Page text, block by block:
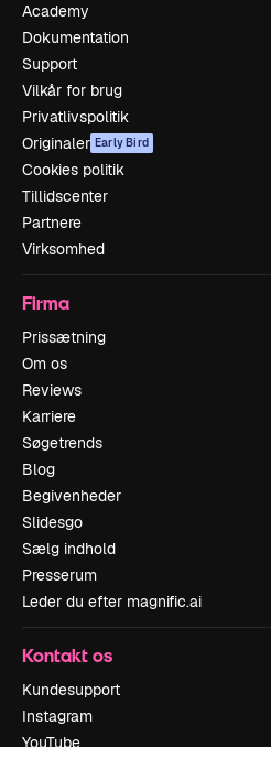
Academy
Dokumentation
Support
Vilkår for brug
Privatlivspolitik
Originaler Early Bird
Cookies politik
Tillidscenter
Partnere
Virksomhed
Firma
Prissætning
Om os
Reviews
Karriere
Søgetrends
Blog
Begivenheder
Slidesgo
Sælg indhold
Presserum
Leder du efter magnific.ai
Kontakt os
Kundesupport
Instagram
YouTube